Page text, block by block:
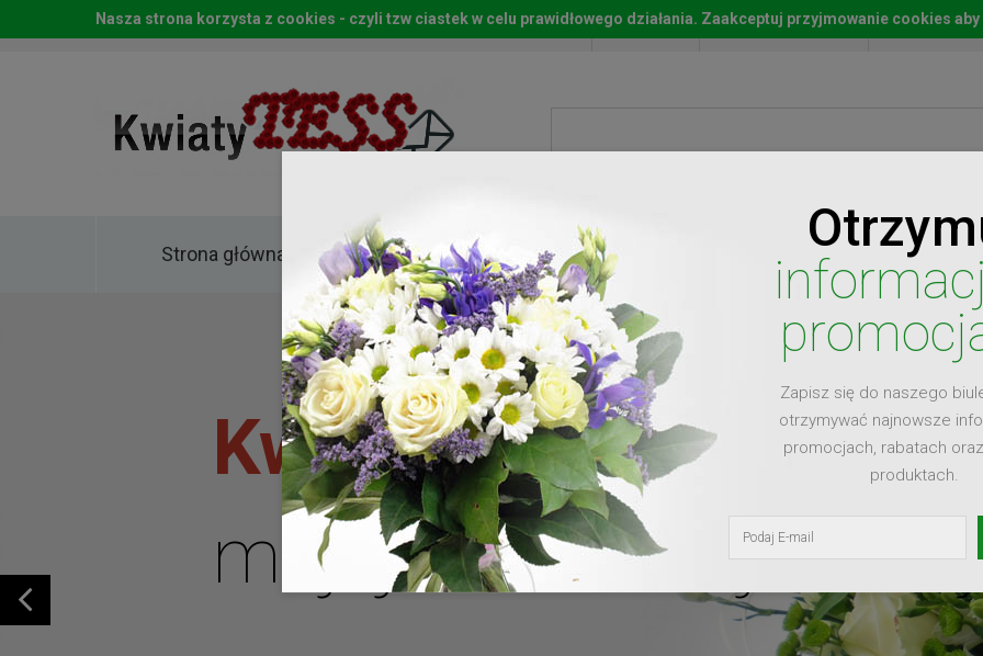
Start Moje konto Lista
Strona główna Kwiaty
Kwiaty dla
mojej ukochanej
Zapisz się do naszego
otrzymywać najnowsze
promocjach, rabatach
produktach.
Nasza strona korzysta z cookies - czyli tzw ciastek w celu prawidłowego działania. Zaakceptuj przyjmowanie cookies